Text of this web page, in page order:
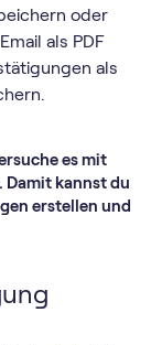
oder
als PDF
als
es mit
Damit kannst du
erstellen und